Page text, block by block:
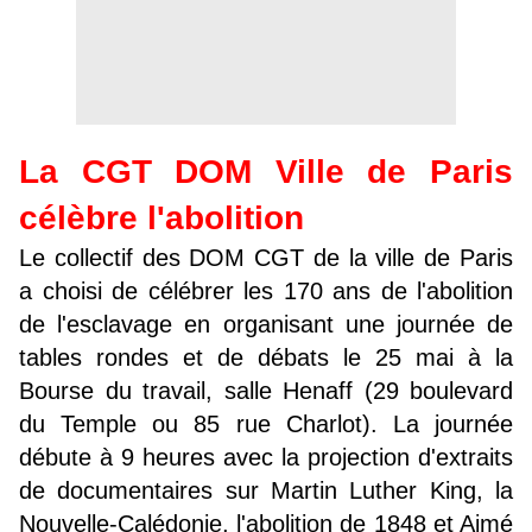
La CGT DOM Ville de Paris
célèbre l'abolition
Le collectif des DOM CGT de la ville de Paris
a choisi de célébrer les 170 ans de l'abolition
de l'esclavage en organisant une journée de
tables rondes et de débats le 25 mai à la
Bourse du travail, salle Henaff (29 boulevard
du Temple ou 85 rue Charlot). La journée
débute à 9 heures avec la projection d'extraits
de documentaires sur Martin Luther King, la
Nouvelle-Calédonie, l'abolition de 1848 et Aimé